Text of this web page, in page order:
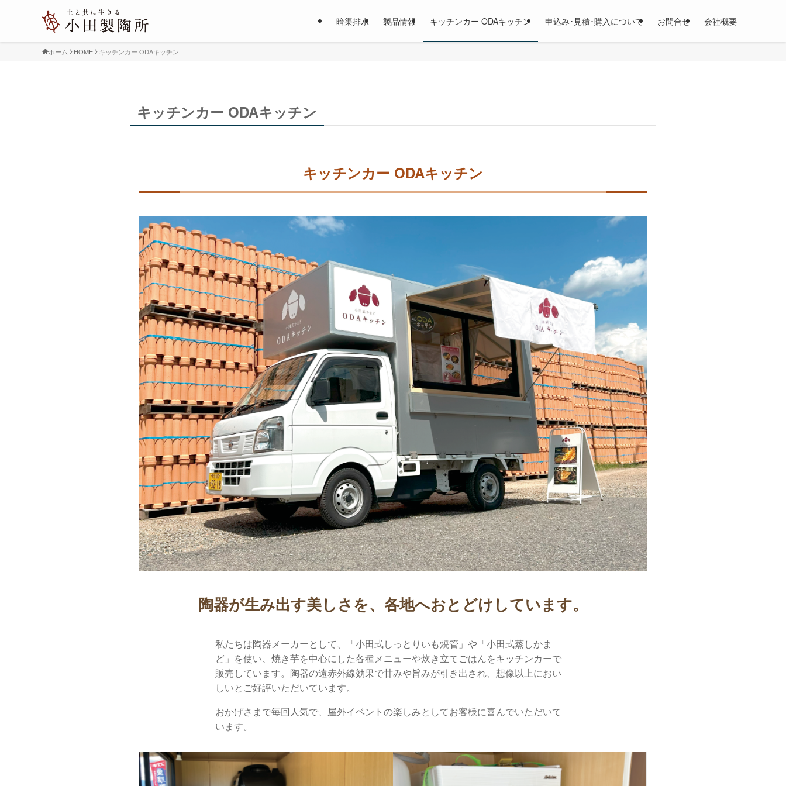
暗渠排水 製品情報 キッチンカー ODAキッチン 申込み･見積･購入について お問合せ 会社概要
ホーム HOME キッチンカー ODAキッチン
キッチンカー ODAキッチン
キッチンカー ODAキッチン
陶器が生み出す美しさを、各地へおとどけしています。
私たちは陶器メーカーとして、「小田式しっとりいも焼管」や「小田式蒸しかま
ど」を使い、焼き芋を中心にした各種メニューや炊き立てごはんをキッチンカーで
販売しています。陶器の遠赤外線効果で甘みや旨みが引き出され、想像以上におい
しいとご好評いただいています。
おかげさまで毎回人気で、屋外イベントの楽しみとしてお客様に喜んでいただいて
います。